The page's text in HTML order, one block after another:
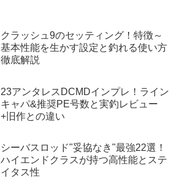
クラッシュ9のセッティング！特徴～
基本性能を生かす設定と釣れる使い方
徹底解説
23アンタレスDCMDインプレ！ライン
キャパ&推奨PE号数と実釣レビュー
+旧作との違い
シーバスロッド"妥協なき"最強22選！
ハイエンドクラスが持つ高性能とステ
イタス性